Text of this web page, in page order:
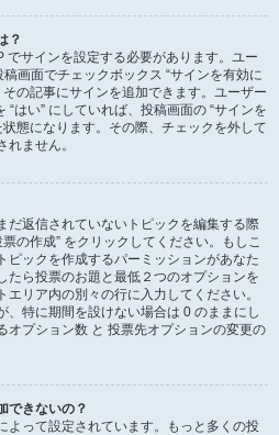
？
でサインを設定する必要があります。ユー
画面でチェックボックス “サインを有効に
の記事にサインを追加できます。ユーザー
“はい” にしていれば、投稿画面の “サインを
態になります。その際、チェックを外して
ません。
だ返信されていないトピックを編集する際
の作成” をクリックしてください。もしこ
ピックを作成するパーミッションがあなた
たら投票のお題と最低２つのオプションを
リア内の別々の行に入力してください。
、特に期間を設けない場合は 0 のままにし
オプション数 と 投票先オプションの変更の
できないの？
よって設定されています。もっと多くの投